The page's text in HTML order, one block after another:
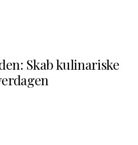
Skab kulinariske